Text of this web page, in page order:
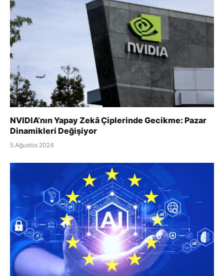
NVIDIA’nın Yapay Zekâ Çiplerinde Gecikme: Pazar
Dinamikleri Değişiyor
5 Ağustos 2024